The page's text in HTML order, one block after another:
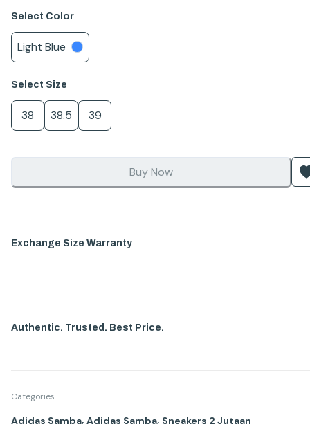
Select Color
Light Blue
Select Size
38 38.5 39
Buy Now
Exchange Size Warranty
Authentic. Trusted. Best Price.
Categories
Adidas Samba, Adidas Samba, Sneakers 2 Jutaan